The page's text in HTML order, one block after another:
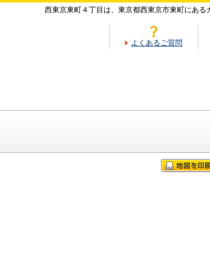
西東京東町４丁目は、東京都西東京市東町にある
よくあるご質問